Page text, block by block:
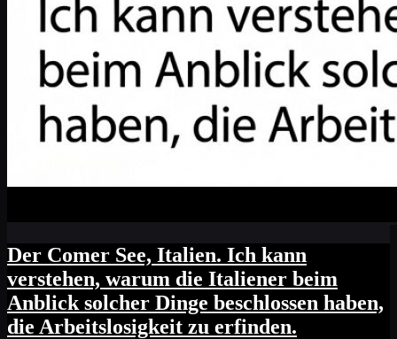
Der Comer See, Italien. Ich kann
verstehen, warum die Italiener beim
Anblick solcher Dinge beschlossen haben,
die Arbeitslosigkeit zu erfinden.